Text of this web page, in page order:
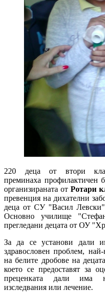
220 деца от втори
преминаха профилактичен
организираната от Ротари
превенция на дихателни
деца от СУ "Васил
Основно училище
прегледани децата от ОУ
За да се установи дали
здравословен проблем,
на белите дробове на
което се предоставят за
преценката дали има
изследвания или лечение.